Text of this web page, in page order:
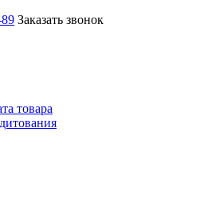
Заказать звонок
товара